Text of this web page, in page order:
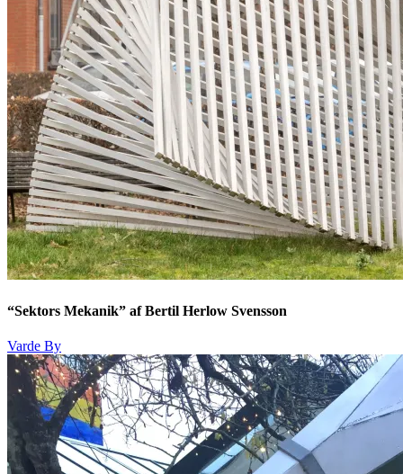
“Sektors Mekanik” af Bertil Herlow Svensson
Varde By